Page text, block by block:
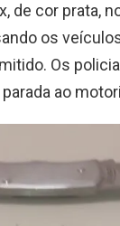
de cor prata,
os
Os
ao